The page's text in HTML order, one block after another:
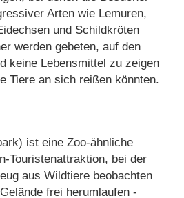
Arten wie Lemuren,
und Schildkröten
werden gebeten, auf den
keine Lebensmittel zu zeigen
Tiere an sich reißen könnten.
ist eine Zoo-ähnliche
Touristenattraktion, bei der
aus Wildtiere beobachten
frei herumlaufen -